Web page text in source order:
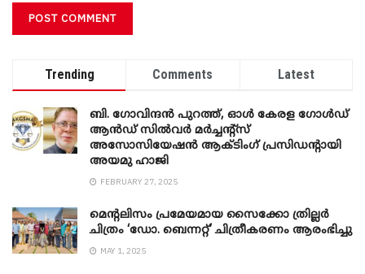
Trending Comments Latest
ബി. ​ഗോവിന്ദൻ പുറത്ത്, ഓൾ കേരള ഗോൾഡ്
ആൻഡ് സിൽവർ മർച്ചന്റ്സ്
അസോസിയേഷൻ ആക്ടിംഗ് പ്രസിഡന്റായി
അയമു ഹാജി
FEBRUARY 27, 2025
മെന്‍റലിസം പ്രമേയമായ സൈക്കോ ത്രില്ലർ
ചിത്രം ‘ഡോ. ബെന്നറ്റ്’ ചിത്രീകരണം ആരംഭിച്ചു
MAY 1, 2025